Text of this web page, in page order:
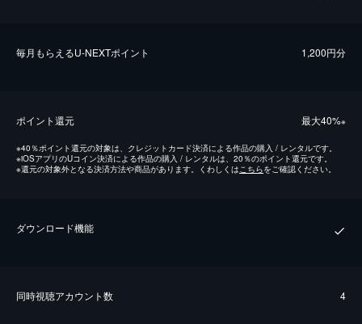
毎⽉もらえるU-NEXTポイント 1,200円分
ポイント還元 最⼤40%※
※40％ポイント還元の対象は、クレジットカード決済による作品の購入 / レンタルです。
※iOSアプリのUコイン決済による作品の購入 / レンタルは、20％のポイント還元です。
※還元の対象外となる決済方法や商品があります。くわしくはこちらをご確認ください。
ダウンロード機能
同時視聴アカウント数 4